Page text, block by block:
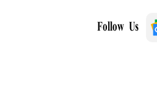
Follow Us